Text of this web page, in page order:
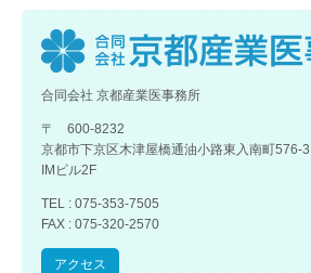
合同会社 京都産業医事務所
〒 600-8232
京都市下京区木津屋橋通油小路東入南町576-3
IMビル2F
TEL : 075-353-7505
FAX : 075-320-2570
アクセス